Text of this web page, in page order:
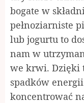
bogate w
pełnoziarniste
lub jogurtu to
nam w
we krwi. Dzięki
spadków
koncentrować